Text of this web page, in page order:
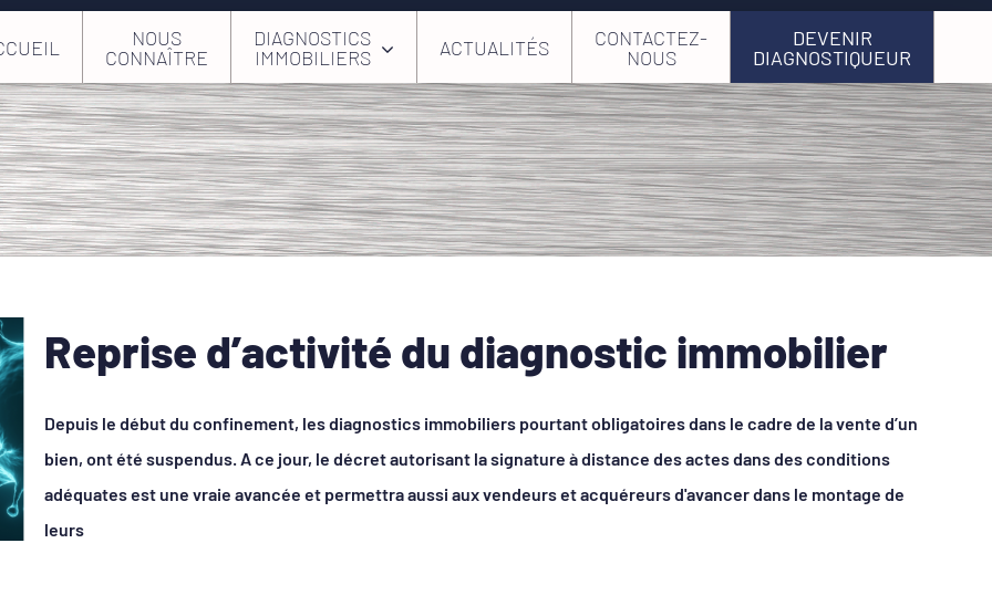
NOUS
CONNAÎTRE
DIAGNOSTICS
IMMOBILIERS
ACTUALITÉS
CONTACTEZ-
NOUS
DEVENIR
DIAGNOSTIQUEUR
Reprise d’activité du diagnostic immobilier
Depuis le début du confinement, les diagnostics immobiliers pourtant obligatoires dans le cadre de la vente d’un
bien, ont été suspendus. A ce jour, le décret autorisant la signature à distance des actes dans des conditions
adéquates est une vraie avancée et permettra aussi aux vendeurs et acquéreurs d'avancer dans le montage de
leurs